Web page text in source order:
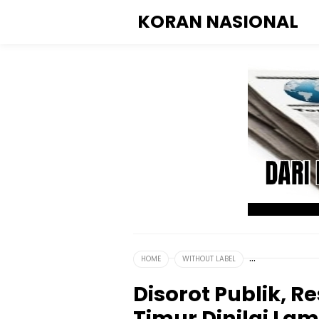
KORAN NASIONAL
HOME WITHOUT LABEL
Disorot Publik,